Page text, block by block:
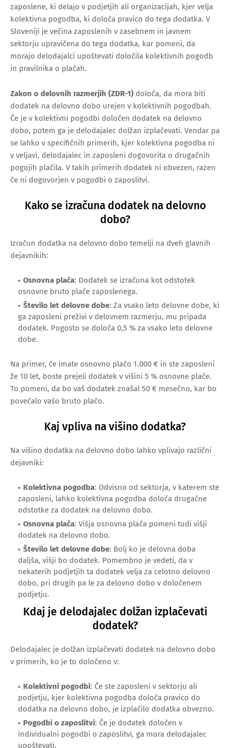
zaposlene, ki delajo v podjetjih ali organizacijah, kjer velja
kolektivna pogodba, ki določa pravico do tega dodatka. V
Sloveniji je večina zaposlenih v zasebnem in javnem
sektorju upravičena do tega dodatka, kar pomeni, da
morajo delodajalci upoštevati določila kolektivnih pogodb
in pravilnika o plačah.
Zakon o delovnih razmerjih (ZDR-1) določa, da mora biti
dodatek na delovno dobo urejen v kolektivnih pogodbah.
Če je v kolektivni pogodbi določen dodatek na delovno
dobo, potem ga je delodajalec dolžan izplačevati. Vendar pa
se lahko v specifičnih primerih, kjer kolektivna pogodba ni
v veljavi, delodajalec in zaposleni dogovorita o drugačnih
pogojih plačila. V takih primerih dodatek ni obvezen, razen
če ni dogovorjen v pogodbi o zaposlitvi.
Kako se izračuna dodatek na delovno
dobo?
Izračun dodatka na delovno dobo temelji na dveh glavnih
dejavnikih:
Osnovna plača: Dodatek se izračuna kot odstotek
osnovne bruto plače zaposlenega.
Število let delovne dobe: Za vsako leto delovne dobe, ki
ga zaposleni preživi v delovnem razmerju, mu pripada
dodatek. Pogosto se določa 0,5 % za vsako leto delovne
dobe.
Na primer, če imate osnovno plačo 1.000 € in ste zaposleni
že 10 let, boste prejeli dodatek v višini 5 % osnovne plače.
To pomeni, da bo vaš dodatek znašal 50 € mesečno, kar bo
povečalo vašo bruto plačo.
Kaj vpliva na višino dodatka?
Na višino dodatka na delovno dobo lahko vplivajo različni
dejavniki:
Kolektivna pogodba: Odvisno od sektorja, v katerem ste
zaposleni, lahko kolektivna pogodba določa drugačne
odstotke za dodatek na delovno dobo.
Osnovna plača: Višja osnovna plača pomeni tudi višji
dodatek na delovno dobo.
Število let delovne dobe: Bolj ko je delovna doba
daljša, višji bo dodatek. Pomembno je vedeti, da v
nekaterih podjetjih ta dodatek velja za celotno delovno
dobo, pri drugih pa le za delovno dobo v določenem
podjetju.
Kdaj je delodajalec dolžan izplačevati
dodatek?
Delodajalec je dolžan izplačevati dodatek na delovno dobo
v primerih, ko je to določeno v:
Kolektivni pogodbi: Če ste zaposleni v sektorju ali
podjetju, kjer kolektivna pogodba določa pravico do
dodatka na delovno dobo, je izplačilo dodatka obvezno.
Pogodbi o zaposlitvi: Če je dodatek določen v
individualni pogodbi o zaposlitvi, ga mora delodajalec
upoštevati.